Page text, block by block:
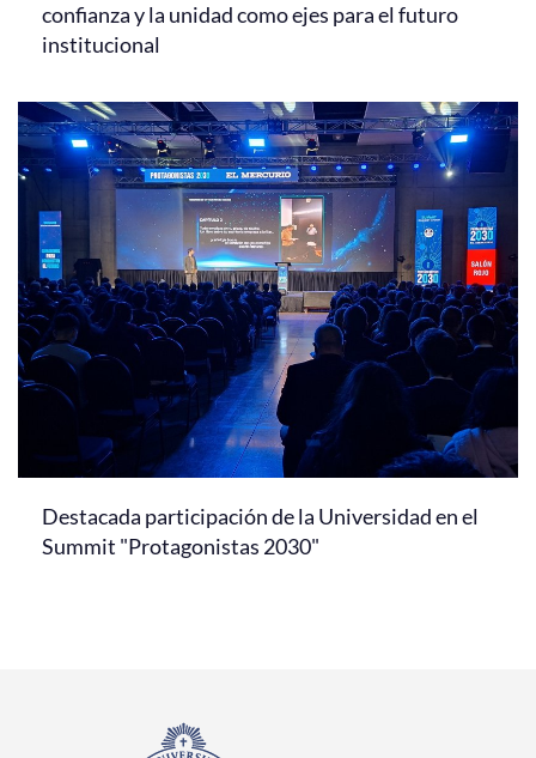
confianza y la unidad como ejes para el futuro
institucional
Destacada participación de la Universidad en el
Summit "Protagonistas 2030"